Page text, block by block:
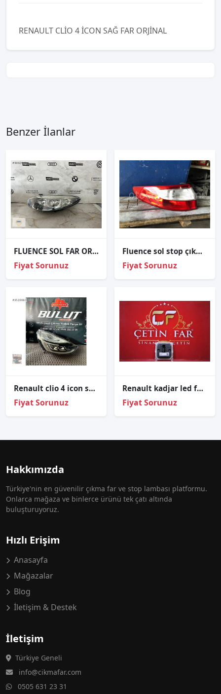
RENAULT CLİO 4 İCON SAĞ FAR ORJİNAL
Benzer İlanlar
FLUENCE SOL FAR ORJİNAL HALOJEN
Fiyat Sorunuz
Fluence sol stop çıkma ORJİNAL
Fiyat Sorunuz
Renault clio 4 icon sağ ön ledli far 2013-2019
Fiyat Sorunuz
Renault kadjar led far beyni̇ sıfır orji̇nal a2c90665805
Fiyat Sorunuz
Hakkımızda
Türkiye'nin en güvenilir çıkma far ve stop lambası platformu.
Onlarca mağaza ve binlerce ürünü tek çatı altında
buluşturuyoruz.
Hızlı Erişim
Anasayfa
Mağazalar
Blog
İletişim & Destek
İletişim
Türkiye Geneli
info@cikmafar.com
0505 631 23 31